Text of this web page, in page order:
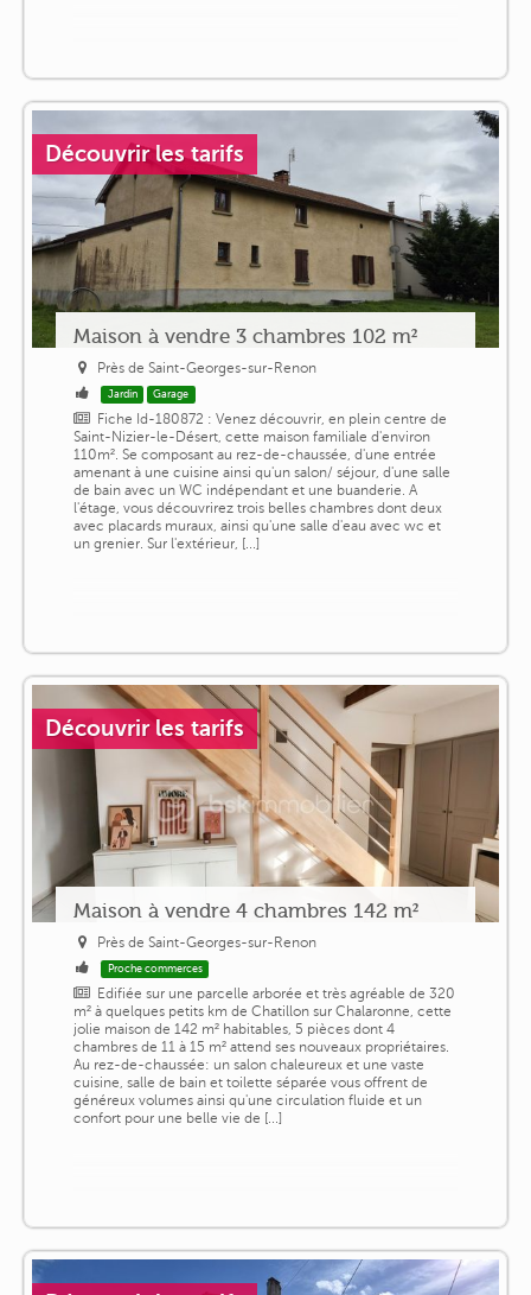
Découvrir les tarifs
Maison à vendre 3 chambres 102 m²
Près de Saint-Georges-sur-Renon
Jardin Garage
Fiche Id-180872 : Venez découvrir, en plein centre de
Saint-Nizier-le-Désert, cette maison familiale d'environ
110m². Se composant au rez-de-chaussée, d'une entrée
amenant à une cuisine ainsi qu'un salon/ séjour, d'une salle
de bain avec un WC indépendant et une buanderie. A
l'étage, vous découvrirez trois belles chambres dont deux
avec placards muraux, ainsi qu'une salle d'eau avec wc et
un grenier. Sur l'extérieur, [...]
Découvrir les tarifs
Maison à vendre 4 chambres 142 m²
Près de Saint-Georges-sur-Renon
Proche commerces
Edifiée sur une parcelle arborée et très agréable de 320
m² à quelques petits km de Chatillon sur Chalaronne, cette
jolie maison de 142 m² habitables, 5 pièces dont 4
chambres de 11 à 15 m² attend ses nouveaux propriétaires.
Au rez-de-chaussée: un salon chaleureux et une vaste
cuisine, salle de bain et toilette séparée vous offrent de
généreux volumes ainsi qu'une circulation fluide et un
confort pour une belle vie de [...]